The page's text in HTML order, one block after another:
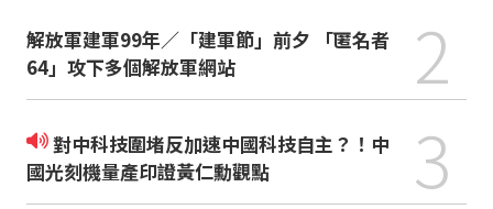
解放軍建軍99年／「建軍節」前夕 「匿名者
64」攻下多個解放軍網站
2
對中科技圍堵反加速中國科技自主？！中
國光刻機量產印證黃仁勳觀點
3